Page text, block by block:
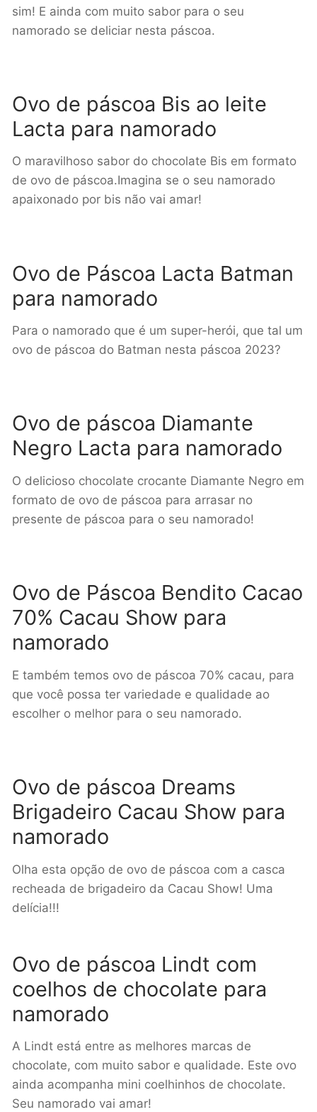
sim! E ainda com muito sabor para o seu
namorado se deliciar nesta páscoa.
Ovo de páscoa Bis ao leite
Lacta para namorado
O maravilhoso sabor do chocolate Bis em formato
de ovo de páscoa.Imagina se o seu namorado
apaixonado por bis não vai amar!
Ovo de Páscoa Lacta Batman
para namorado
Para o namorado que é um super-herói, que tal um
ovo de páscoa do Batman nesta páscoa 2023?
Ovo de páscoa Diamante
Negro Lacta para namorado
O delicioso chocolate crocante Diamante Negro em
formato de ovo de páscoa para arrasar no
presente de páscoa para o seu namorado!
Ovo de Páscoa Bendito Cacao
70% Cacau Show para
namorado
E também temos ovo de páscoa 70% cacau, para
que você possa ter variedade e qualidade ao
escolher o melhor para o seu namorado.
Ovo de páscoa Dreams
Brigadeiro Cacau Show para
namorado
Olha esta opção de ovo de páscoa com a casca
recheada de brigadeiro da Cacau Show! Uma
delícia!!!
Ovo de páscoa Lindt com
coelhos de chocolate para
namorado
A Lindt está entre as melhores marcas de
chocolate, com muito sabor e qualidade. Este ovo
ainda acompanha mini coelhinhos de chocolate.
Seu namorado vai amar!